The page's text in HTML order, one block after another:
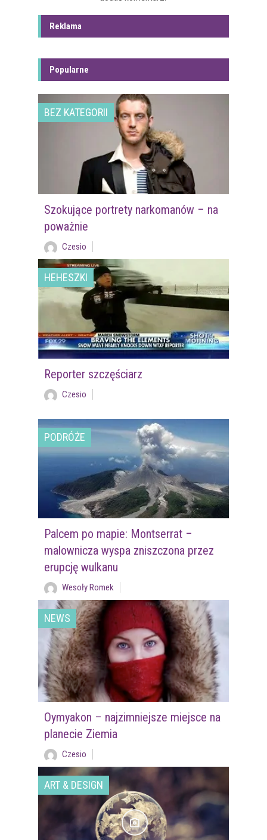
Reklama
Popularne
BEZ KATEGORII
Szokujące portrety narkomanów – na
poważnie
Czesio
HEHESZKI
Reporter szczęściarz
Czesio
PODRÓŻE
Palcem po mapie: Montserrat –
malownicza wyspa zniszczona przez
erupcję wulkanu
Wesoły Romek
NEWS
Oymyakon – najzimniejsze miejsce na
planecie Ziemia
Czesio
ART & DESIGN